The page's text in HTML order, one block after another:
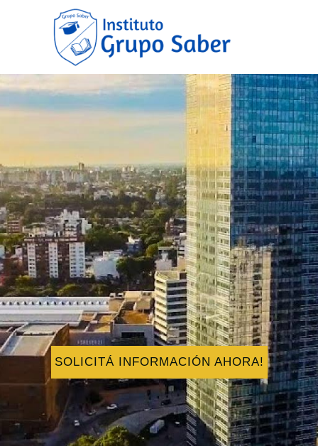
SOLICITÁ INFORMACIÓN AHORA!